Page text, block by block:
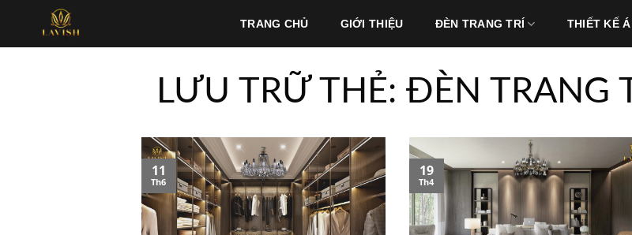
nội
TRANG CHỦ GIỚI THIỆU ĐÈN TRANG TRÍ THIẾT KẾ
LƯU TRỮ THẺ: ĐÈN TRANG
11
Th6
19
Th4